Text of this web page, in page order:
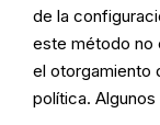
de la
este método no
el otorgamiento
política.